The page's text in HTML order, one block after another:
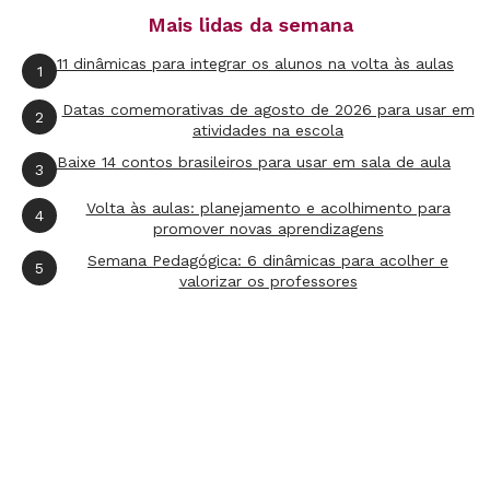
traçar uma estratégia, levando em conta a
relação entre a dificuldade da jogada e a
pontuação que pode obter.
4ª etapa
Para que a turma melhore o passe, apresente
uma nova regra: a bola não pode cair no chão
Mais lidas da semana
1 11 dinâmicas para integrar os alunos na volta às aulas
2
Datas comemorativas de agosto de 2026 para usar em
atividades na escola
3 Baixe 14 contos brasileiros para usar em sala de aula
4
Volta às aulas: planejamento e acolhimento para
promover novas aprendizagens
5
Semana Pedagógica: 6 dinâmicas para acolher e
valorizar os professores